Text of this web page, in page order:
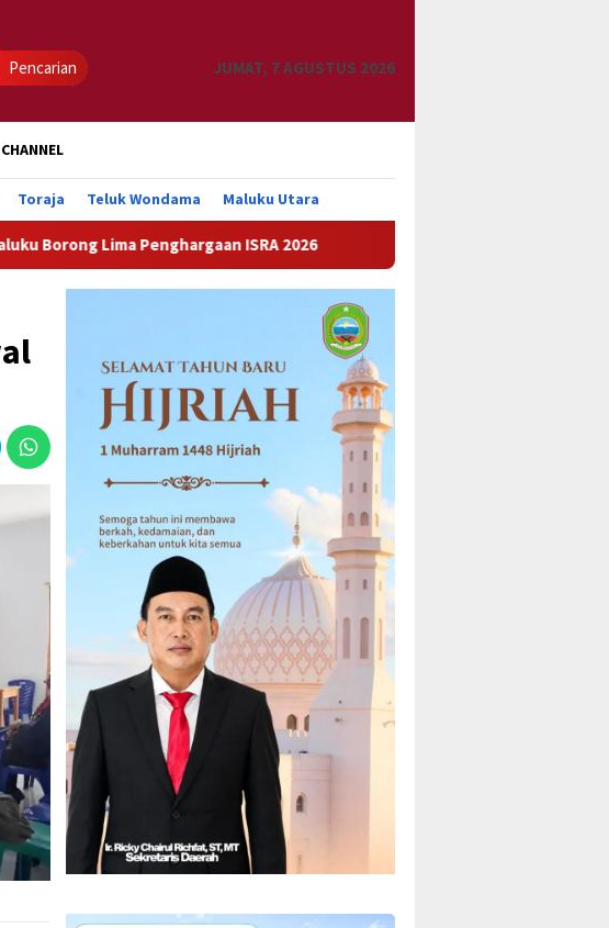
Pencarian JUMAT, 7 AGUSTUS 2026
Toraja Teluk Wondama Maluku Utara
Penghargaan ISRA 2026 Kemanunggalan TNI dan Rakyat, Kodim